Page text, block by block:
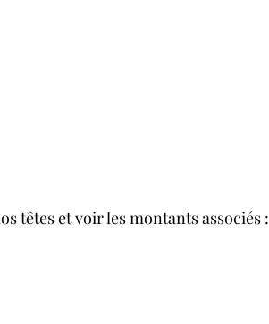
têtes et voir les montants associés :